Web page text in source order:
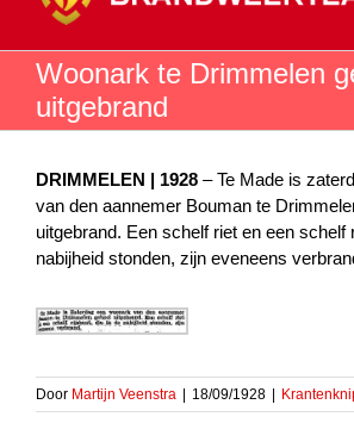
inhoudWoonark te Drimmelen
uitgebrand
DRIMMELEN | 1928 – Te Made is
van den aannemer Bouman te
uitgebrand. Een schelf riet en een schelf
nabijheid stonden, zijn eveneens
Door Martijn Veenstra 18/09/1928